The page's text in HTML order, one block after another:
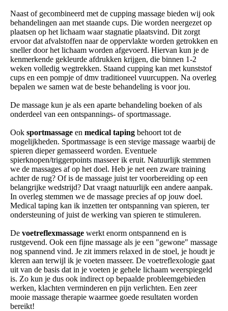
Naast of gecombineerd met de cupping massage bieden wij ook
behandelingen aan met staande cups. Die worden neergezet op
plaatsen op het lichaam waar stagnatie plaatsvind. Dit zorgt
ervoor dat afvalstoffen naar de oppervlakte worden getrokken en
sneller door het lichaam worden afgevoerd. Hiervan kun je de
kenmerkende gekleurde afdrukken krijgen, die binnen 1-2
weken volledig wegtrekken. Staand cupping kan met kunststof
cups en een pompje of dmv traditioneel vuurcuppen. Na overleg
bepalen we samen wat de beste behandeling is voor jou.
De massage kun je als een aparte behandeling boeken of als
onderdeel van een ontspannings- of sportmassage.
Ook sportmassage en medical taping behoort tot de
mogelijkheden. Sportmassage is een stevige massage waarbij de
spieren dieper gemasseerd worden. Eventuele
spierknopen/triggerpoints masseer ik eruit. Natuurlijk stemmen
we de massages af op het doel. Heb je net een zware training
achter de rug? Of is de massage juist ter voorbereiding op een
belangrijke wedstrijd? Dat vraagt natuurlijk een andere aanpak.
In overleg stemmen we de massage precies af op jouw doel.
Medical taping kan ik inzetten ter ontspanning van spieren, ter
ondersteuning of juist de werking van spieren te stimuleren.
De voetreflexmassage werkt enorm ontspannend en is
rustgevend. Ook een fijne massage als je een "gewone" massage
nog spannend vind. Je zit immers relaxed in de stoel, je houdt je
kleren aan terwijl ik je voeten masseer. De voetreflexologie gaat
uit van de basis dat in je voeten je gehele lichaam weerspiegeld
is. Zo kun je dus ook indirect op bepaalde probleemgebieden
werken, klachten verminderen en pijn verlichten. Een zeer
mooie massage therapie waarmee goede resultaten worden
bereikt!